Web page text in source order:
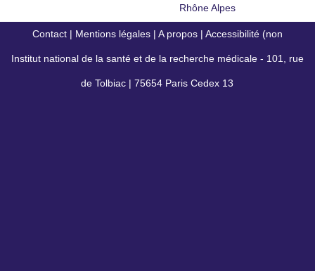
Rhône Alpes
Contact | Mentions légales | A propos | Accessibilité (non
conforme)
Institut national de la santé et de la recherche médicale - 101, rue
de Tolbiac | 75654 Paris Cedex 13